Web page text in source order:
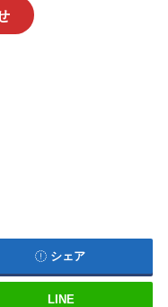
シェア
LINE